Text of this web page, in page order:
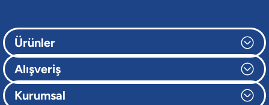
Ürünler
Alışveriş
Kurumsal